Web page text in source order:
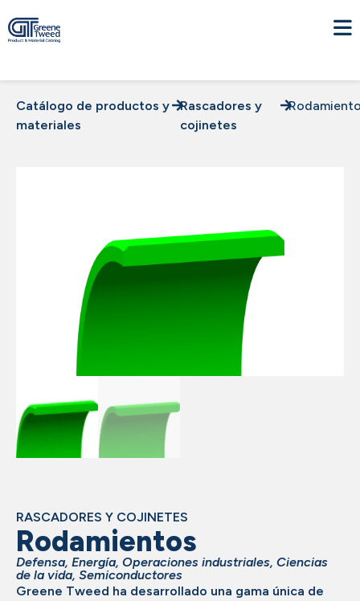
Catálogo de productos y
materiales
Rascadores y
cojinetes
RASCADORES Y COJINETES
Rodamientos
Defensa, Energía, Operaciones industriales, Ciencias
de la vida, Semiconductores
Greene Tweed ha desarrollado una gama única de